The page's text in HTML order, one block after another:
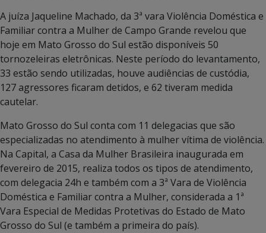
A juíza Jaqueline Machado, da 3ª vara Violência Doméstica e
Familiar contra a Mulher de Campo Grande revelou que
hoje em Mato Grosso do Sul estão disponíveis 50
tornozeleiras eletrônicas. Neste período do levantamento,
33 estão sendo utilizadas, houve audiências de custódia,
127 agressores ficaram detidos, e 62 tiveram medida
cautelar.
Mato Grosso do Sul conta com 11 delegacias que são
especializadas no atendimento à mulher vítima de violência.
Na Capital, a Casa da Mulher Brasileira inaugurada em
fevereiro de 2015, realiza todos os tipos de atendimento,
com delegacia 24h e também com a 3ª Vara de Violência
Doméstica e Familiar contra a Mulher, considerada a 1ª
Vara Especial de Medidas Protetivas do Estado de Mato
Grosso do Sul (e também a primeira do país).